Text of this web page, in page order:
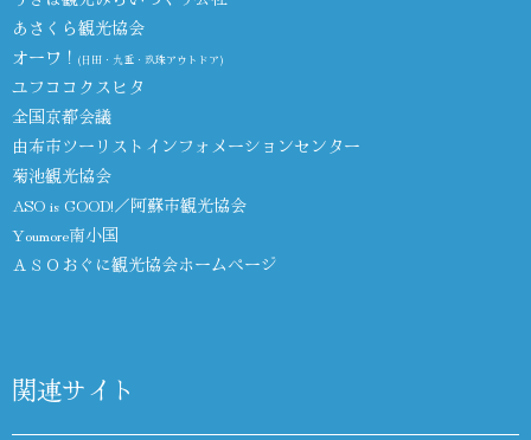
あさくら観光協会
オーワ！ (日田・九重・玖珠アウトドア)
ユフココクスヒタ
全国京都会議
由布市ツーリストインフォメーションセンター
菊池観光協会
ASO is GOOD!／阿蘇市観光協会
Youmore南小国
ＡＳＯおぐに観光協会ホームページ
関連サイト